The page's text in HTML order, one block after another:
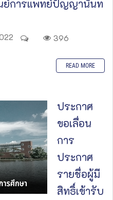
ย์การแพทย์ปัญญานันท
396
READ MORE
ประกาศ
ขอเลื่อน
การ
ประกาศ
รายชื่อผู้มี
สิทธิ์เข้ารับ